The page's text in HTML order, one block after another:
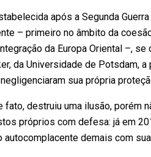
após a Segunda
– primeiro no âmbito da
da Europa Oriental –,
da Universidade de Potsdam,
sua própria
fato, destruiu uma ilusão,
próprios com defesa: já em
demais com